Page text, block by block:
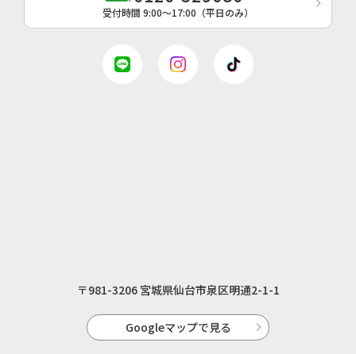
受付時間 9:00〜17:00（平日のみ）
〒981-3206 宮城県仙台市泉区明通2-1-1
Googleマップで見る